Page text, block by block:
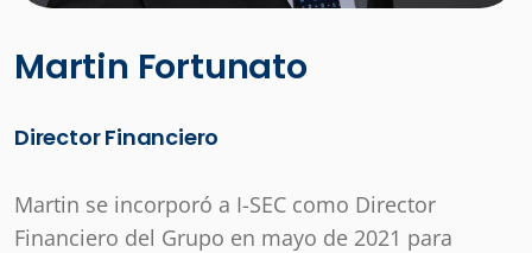
Martin Fortunato
Director Financiero
Martin se incorporó a I-SEC como Director
Financiero del Grupo en mayo de 2021 para